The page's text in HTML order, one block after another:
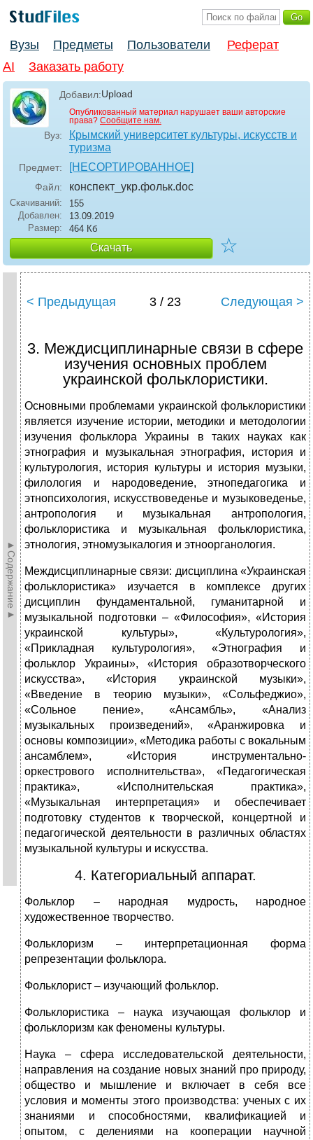
Вузы Предметы Пользователи
Реферат
AI
Заказать работу
Добавил:Upload
Опубликованный материал нарушает ваши авторские
права? Сообщите нам.
Вуз:
Крымский университет культуры, искусств и
туризма
Предмет: [НЕСОРТИРОВАННОЕ]
Файл: конспект_укр.фольк.doc
Скачиваний:
155
Добавлен:
13.09.2019
Размер:
464 Кб
Скачать ☆
►Содержание►
< Предыдущая 3 / 23 Следующая >
3. Междисциплинарные связи в сфере
изучения основных проблем
украинской фольклористики.
Основными проблемами украинской фольклористики
является изучение истории, методики и методологии
изучения фольклора Украины в таких науках как
этнография и музыкальная этнография, история и
культурология, история культуры и история музыки,
филология и народоведение, этнопедагогика и
этнопсихология, искусствоведенье и музыковеденье,
антропология и музыкальная антропология,
фольклористика и музыкальная фольклористика,
этнология, этномузыкалогия и этноорганология.
Междисциплинарные связи: дисциплина «Украинская
фольклористика» изучается в комплексе других
дисциплин фундаментальной, гуманитарной и
музыкальной подготовки – «Философия», «История
украинской культуры», «Культурология»,
«Прикладная культурология», «Этнография и
фольклор Украины», «История образотворческого
искусства», «История украинской музыки»,
«Введение в теорию музыки», «Сольфеджио»,
«Сольное пение», «Ансамбль», «Анализ
музыкальных произведений», «Аранжировка и
основы композиции», «Методика работы с вокальным
ансамблем», «История инструментально-
оркестрового исполнительства», «Педагогическая
практика», «Исполнительская практика»,
«Музыкальная интерпретация» и обеспечивает
подготовку студентов к творческой, концертной и
педагогической деятельности в различных областях
музыкальной культуры и искусства.
4. Категориальный аппарат.
Фольклор – народная мудрость, народное
художественное творчество.
Фольклоризм – интерпретационная форма
репрезентации фольклора.
Фольклорист – изучающий фольклор.
Фольклористика – наука изучающая фольклор и
фольклоризм как феномены культуры.
Наука – сфера исследовательской деятельности,
направления на создание новых знаний про природу,
общество и мышление и включает в себя все
условия и моменты этого производства: ученых с их
знаниями и способностями, квалификацией и
опытом, с делениями на кооперации научной